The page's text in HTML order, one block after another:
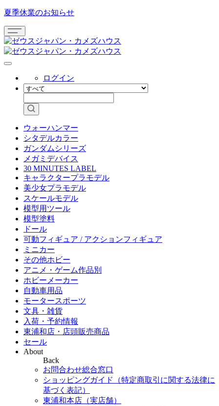
夏季休業のお知らせ
ログイン
ウォーハンマー
シタデルカラー
ガンダムシリーズ
メガミデバイス
30 MINUTES LABEL
キャラクタープラモデル
美少女プラモデル
スケールモデル
模型用ツール
模型塗料
ドール
可動フィギュア / アクションフィギュア
ミニカー
その他ホビー
アニメ・ゲーム作品別
ホビーメーカー
自動車用品
モータースポーツ
文具・雑貨
入荷・予約情報
東浦和店・店頭販売商品
セール
About
Back
お問合わせ総合窓口
ショッピングガイド（特定商取引に関する法律に
基づく表記）
東浦和本店（実店舗）